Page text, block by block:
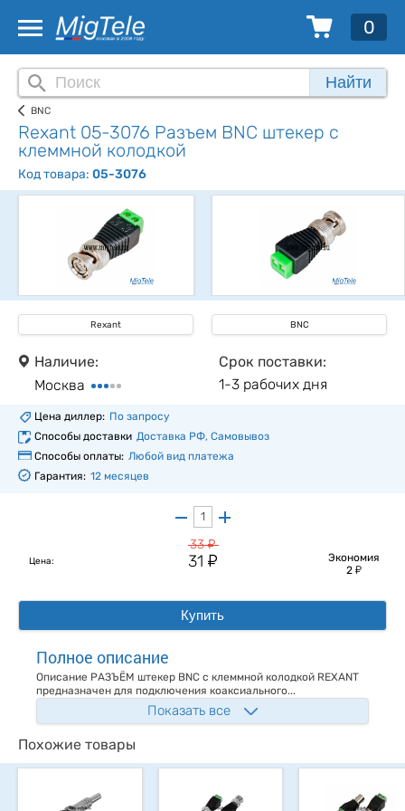
0
Найти
BNC
Rexant 05-3076 Разъем BNC штекер с
клеммной колодкой
Код товара: 05-3076
Rexant BNC
Наличие:
Москва
Срок поставки:
1-3 рабочих дня
Цена диллер: По запросу
Способы доставки Доставка РФ, Самовывоз
Способы оплаты: Любой вид платежа
Гарантия: 12 месяцев
Цена:
33у
31 у
Экономия
2 у
Купить
Полное описание
Описание РАЗЪЁМ штекер BNC с клеммной колодкой REXANT
предназначен для подключения коаксиального...
Показать все
Похожие товары